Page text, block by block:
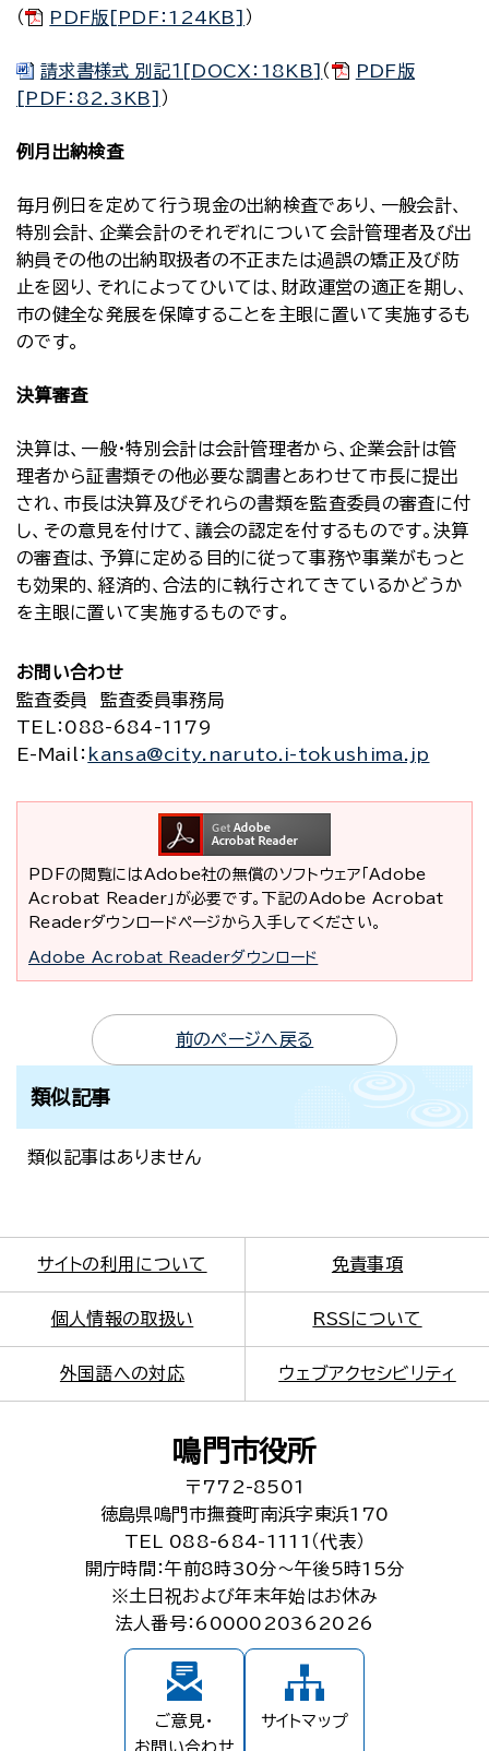
（
PDF版[PDF：124KB] ）
請求書様式 別記１[DOCX：18KB] （
PDF版
[PDF：82.3KB] ）
例月出納検査
毎月例日を定めて行う現金の出納検査であり、一般会計、
特別会計、企業会計のそれぞれについて会計管理者及び出
納員その他の出納取扱者の不正または過誤の矯正及び防
止を図り、それによってひいては、財政運営の適正を期し、
市の健全な発展を保障することを主眼に置いて実施するも
のです。
決算審査
決算は、一般・特別会計は会計管理者から、企業会計は管
理者から証書類その他必要な調書とあわせて市長に提出
され、市長は決算及びそれらの書類を監査委員の審査に付
し、その意見を付けて、議会の認定を付するものです。決算
の審査は、予算に定める目的に従って事務や事業がもっと
も効果的、経済的、合法的に執行されてきているかどうか
を主眼に置いて実施するものです。
お問い合わせ
監査委員 監査委員事務局
TEL
：088-684-1179
E-Mail
： kansa@city.naruto.i-tokushima.jp
PDFの閲覧にはAdobe社の無償のソフトウェア「Adobe
Acrobat Reader」が必要です。下記のAdobe Acrobat
Readerダウンロードページから入手してください。
Adobe Acrobat Readerダウンロード
前のページへ戻る
類似記事
類似記事はありません
サイトの利用について 免責事項
個人情報の取扱い RSSについて
外国語への対応 ウェブアクセシビリティ
鳴門市役所
〒772-8501
徳島県鳴門市撫養町南浜字東浜170
TEL 088-684-1111（代表）
開庁時間：午前8時30分～午後5時15分
※土日祝および年末年始はお休み
法人番号：6000020362026
ご意見・
お問い合わせ
サイトマップ